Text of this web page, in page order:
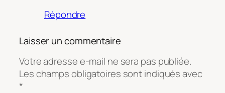
Répondre
Laisser un commentaire
Votre adresse e-mail ne sera pas publiée.
Les champs obligatoires sont indiqués avec
*